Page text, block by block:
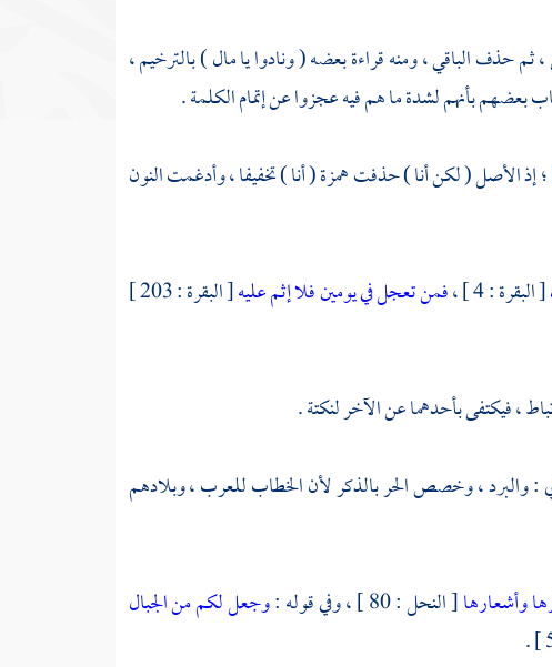
بعض ، ثم حذف الباقي ، ومنه قراءة بعضه ( ونادوا يا مال ) بالترخيم ،
بعضهم بأنهم لشدة ما هم فيه عجزوا عن إتمام الكلمة .
: 38 ] ؛ إذ الأصل ( لكن أنا ) حذفت همزة ( أنا ) تخفيفا ، وأدغمت النون
[ البقرة : 4 ] ، فمن تعجل في يومين فلا إثم عليه
[ البقرة : 203 ]
، فيكتفى بأحدهما عن الآخر لنكتة .
: 81 ] ؛ أي : والبرد ، وخصص الحر بالذكر لأن الخطاب للعرب ، وبلادهم
وأشعارها[ النحل : 80 ] ، وفي قوله :
وجعل لكم من الجبال